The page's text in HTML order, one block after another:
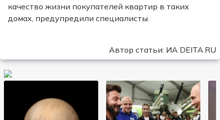
качество жизни покупателей квартир в таких
домах, предупредили специалисты.
Автор статьи: ИА DEITA.RU